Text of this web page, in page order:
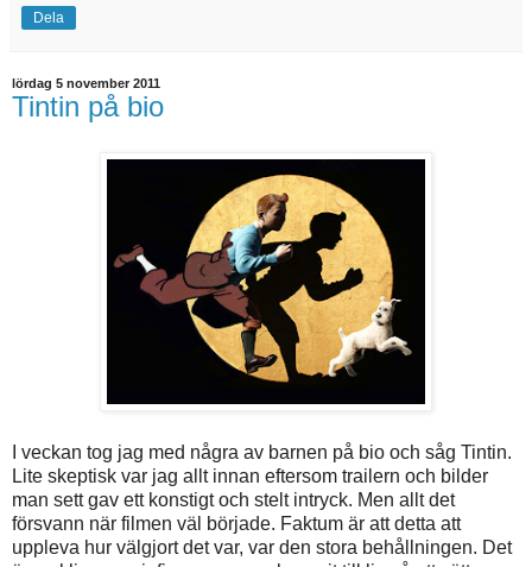
Dela
lördag 5 november 2011
Tintin på bio
I veckan tog jag med några av barnen på bio och såg Tintin.
Lite skeptisk var jag allt innan eftersom trailern och bilder
man sett gav ett konstigt och stelt intryck. Men allt det
försvann när filmen väl började. Faktum är att detta att
uppleva hur välgjort det var, var den stora behållningen. Det